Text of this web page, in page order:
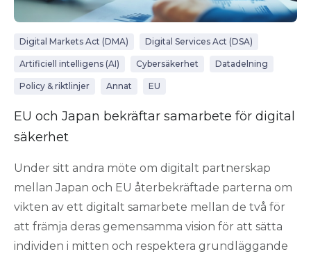
Digital Markets Act (DMA) Digital Services Act (DSA)
Artificiell intelligens (AI) Cybersäkerhet Datadelning
Policy & riktlinjer Annat EU
EU och Japan bekräftar samarbete för digital
säkerhet
Under sitt andra möte om digitalt partnerskap
mellan Japan och EU återbekräftade parterna om
vikten av ett digitalt samarbete mellan de två för
att främja deras gemensamma vision för att sätta
individen i mitten och respektera grundläggande